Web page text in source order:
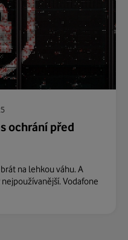
ochrání před
na lehkou váhu. A
Vodafone